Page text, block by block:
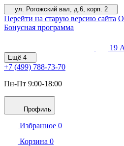
ул. Рогожский вал, д.6, корп. 2
Перейти на старую версию сайта
Бонусная программа
19
Ещё 4
+7 (499) 788-73-70
Пн-Пт 9:00-18:00
Профиль
Избранное 0
Корзина 0